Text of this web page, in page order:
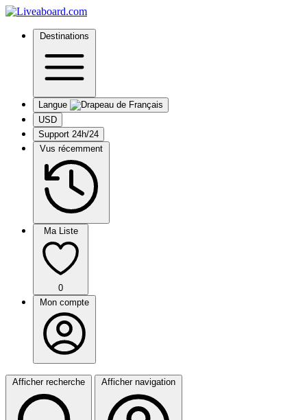
Destinations
Langue
USD
Support 24h/24
Vus récemment
Ma Liste
0
Mon compte
Afficher recherche Afficher navigation